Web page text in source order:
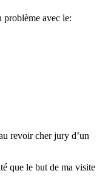
problème avec le:
revoir cher jury d’un
que le but de ma visite